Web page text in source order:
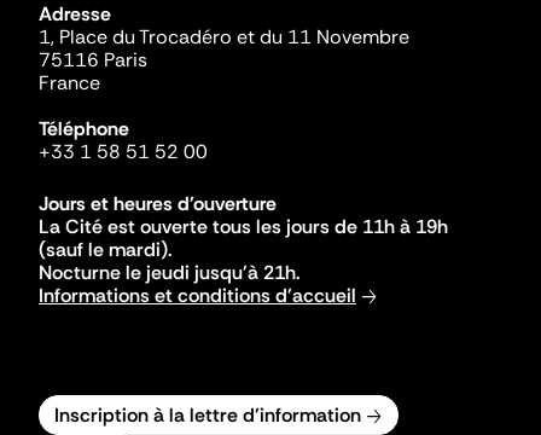
Adresse
1, Place du Trocadéro et du 11 Novembre
75116 Paris
France
Téléphone
+33 1 58 51 52 00
Jours et heures d'ouverture
La Cité est ouverte tous les jours de 11h à 19h
(sauf le mardi).
Nocturne le jeudi jusqu'à 21h.
Informations et conditions d'accueil
Inscription à la lettre d'information